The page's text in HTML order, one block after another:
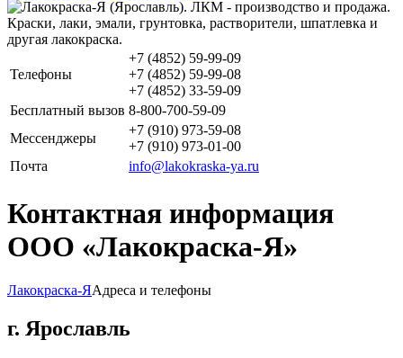
Телефоны
+7 (4852) 59-99-09
+7 (4852) 59-99-08
+7 (4852) 33-59-09
Бесплатный вызов 8-800-700-59-09
Мессенджеры
+7 (910) 973-59-08
+7 (910) 973-01-00
Почта
info@lakokraska-ya.ru
Контактная информация
ООО «Лакокраска-Я»
Лакокраска-ЯАдреса и телефоны
г. Ярославль